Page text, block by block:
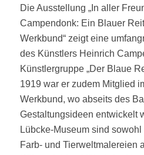
Die Ausstellung „In aller
Campendonk: Ein Blauer
Werkbund“ zeigt eine
des Künstlers Heinrich
Künstlergruppe „Der Blaue
1919 war er zudem Mitglied
Werkbund, wo abseits des
Gestaltungsideen entwickelt
Lübcke-Museum sind
Farb- und Tierweltmalereien